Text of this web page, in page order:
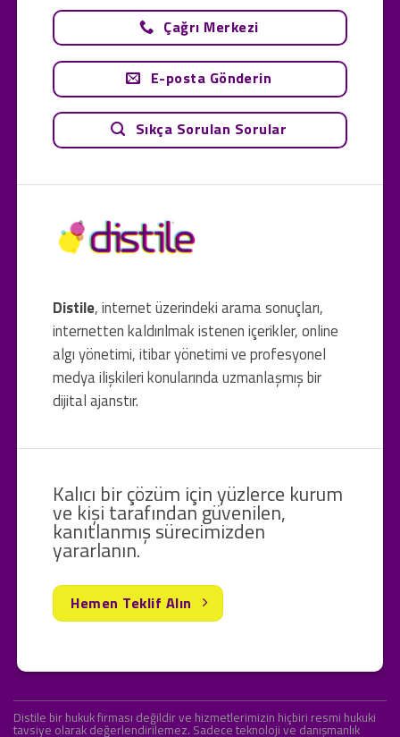
Distile, internet üzerindeki arama sonuçları,
internetten kaldırılmak istenen içerikler, online
algı yönetimi, itibar yönetimi ve profesyonel
medya ilişkileri konularında uzmanlaşmış bir
dijital ajanstır.
Çağrı Merkezi
E-posta Gönderin
Sıkça Sorulan Sorular
Kalıcı bir çözüm için yüzlerce kurum
ve kişi tarafından güvenilen,
kanıtlanmış sürecimizden
yararlanın.
Hemen Teklif Alın
Distile bir hukuk firması değildir ve hizmetlerimizin hiçbiri resmi hukuki
tavsiye olarak değerlendirilemez. Sadece teknoloji ve danışmanlık